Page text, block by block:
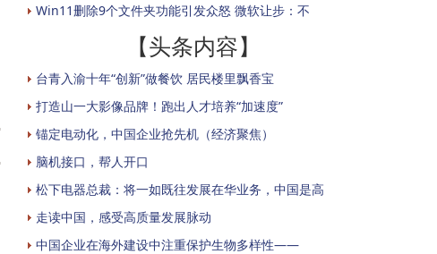
Win11删除9个文件夹功能引发众怒 微软让步：不
【头条内容】
台青入渝十年“创新”做餐饮 居民楼里飘香宝
打造山一大影像品牌！跑出人才培养“加速度”
锚定电动化，中国企业抢先机（经济聚焦）
脑机接口，帮人开口
松下电器总裁：将一如既往发展在华业务，中国是高
走读中国，感受高质量发展脉动
中国企业在海外建设中注重保护生物多样性——